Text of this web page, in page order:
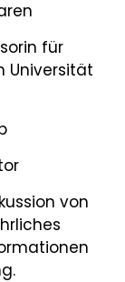
für
Universität
von